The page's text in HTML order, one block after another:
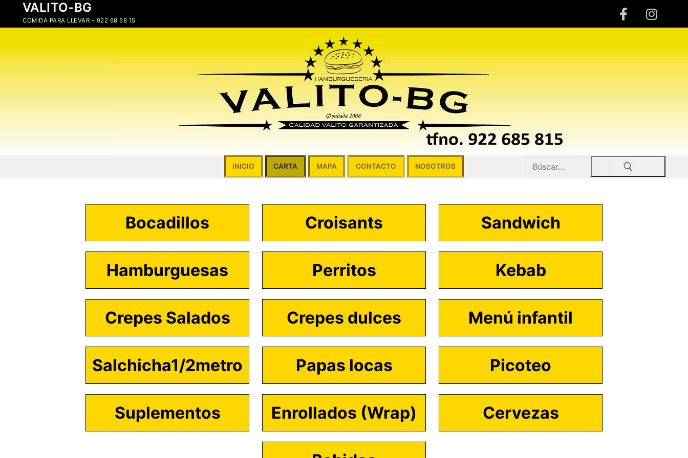
VALITO-BG
COMIDA PARA LLEVAR – 922 68 58 15
INICIO CARTA MAPA CONTACTO NOSOTROS Buscar:
Bocadillos Croisants Sandwich
Hamburguesas Perritos Kebab
Crepes Salados Crepes dulces Menú infantil
Salchicha1/2metro Papas locas Picoteo
Suplementos Enrollados (Wrap) Cervezas